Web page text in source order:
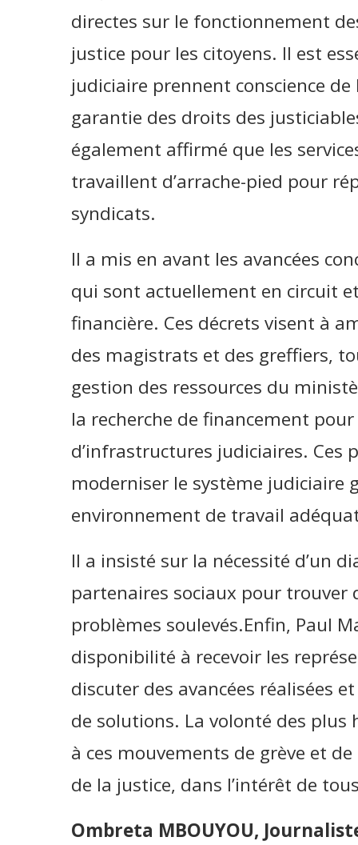
directes sur le fonctionnement
justice pour les citoyens. Il est
judiciaire prennent conscience
garantie des droits des
également affirmé que les
travaillent d’arrache-pied pour
syndicats.
Il a mis en avant les avancées
qui sont actuellement en circuit
financière. Ces décrets visent à
des magistrats et des greffiers,
gestion des ressources du
la recherche de financement
d’infrastructures judiciaires. Ces
moderniser le système judiciaire
environnement de travail
Il a insisté sur la nécessité d’un
partenaires sociaux pour trouver
problèmes soulevés.Enfin, Paul
disponibilité à recevoir les
discuter des avancées réalisées
de solutions. La volonté des
à ces mouvements de grève et
de la justice, dans l’intérêt de
Ombreta MBOUYOU,